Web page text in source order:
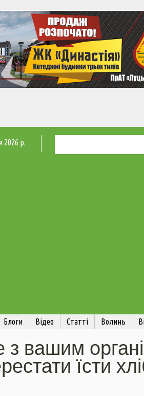
2026 р.
Блоги Відео Статті Волинь
вашим
їсти